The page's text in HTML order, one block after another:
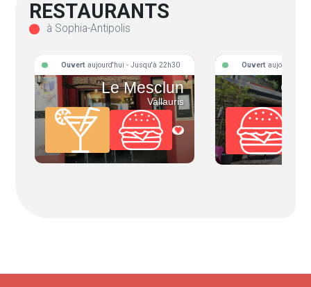
RESTAURANTS
à Sophia-Antipolis
Le Mesclun
Vallauris
Ouvert aujourd'hui - Jusqu'à 22h30 Ouvert aujourd'hui